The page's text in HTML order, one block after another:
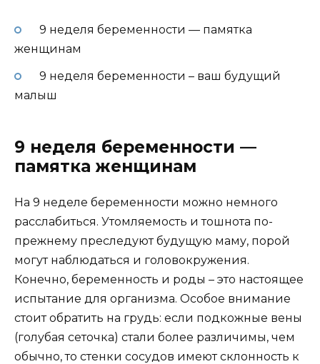
9 неделя беременности — памятка
женщинам
9 неделя беременности – ваш будущий
малыш
9 неделя беременности —
памятка женщинам
На 9 неделе беременности можно немного
расслабиться. Утомляемость и тошнота по-
прежнему преследуют будущую маму, порой
могут наблюдаться и головокружения.
Конечно, беременность и роды – это настоящее
испытание для организма. Особое внимание
стоит обратить на грудь: если подкожные вены
(голубая сеточка) стали более различимы, чем
обычно, то стенки сосудов имеют склонность к